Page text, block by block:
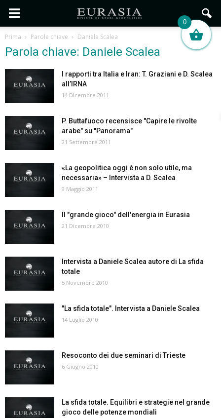
Prima Parole chiave Daniele Scalea
Parola chiave: Daniele Scalea
I rapporti tra Italia e Iran: T. Graziani e D. Scalea
all’IRNA
14 Dicembre 2011
P. Buttafuoco recensisce "Capire le rivolte
arabe" su "Panorama"
21 Settembre 2011
«La geopolitica oggi è non solo utile, ma
necessaria» – Intervista a D. Scalea
9 Maggio 2011
Il "grande gioco" dell'energia in Eurasia
21 Dicembre 2010
Intervista a Daniele Scalea autore di La sfida
totale
5 Novembre 2010
"La sfida totale". Intervista a Daniele Scalea
14 Luglio 2010
Resoconto dei due seminari di Trieste
6 Giugno 2010
La sfida totale. Equilibri e strategie nel grande
gioco delle potenze mondiali
0